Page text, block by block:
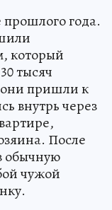
года.
который
тысяч
они пришли к
внутрь через
После
обычную
чужой